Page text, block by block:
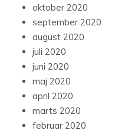
oktober 2020
september 2020
august 2020
juli 2020
juni 2020
maj 2020
april 2020
marts 2020
februar 2020